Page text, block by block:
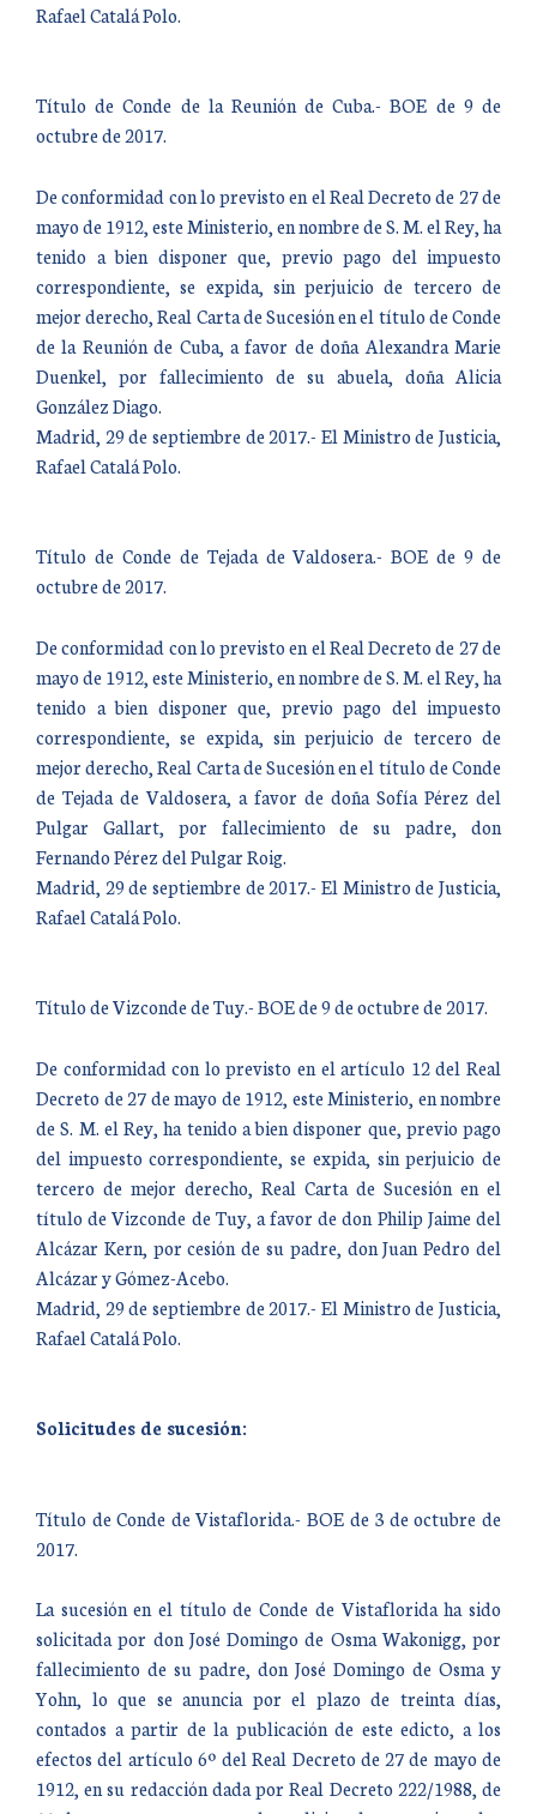
Rafael Catalá Polo.
Título de Conde de la Reunión de Cuba.- BOE de 9 de
octubre de 2017.
De conformidad con lo previsto en el Real Decreto de 27 de
mayo de 1912, este Ministerio, en nombre de S. M. el Rey, ha
tenido a bien disponer que, previo pago del impuesto
correspondiente, se expida, sin perjuicio de tercero de
mejor derecho, Real Carta de Sucesión en el título de Conde
de la Reunión de Cuba, a favor de doña Alexandra Marie
Duenkel, por fallecimiento de su abuela, doña Alicia
González Diago.
Madrid, 29 de septiembre de 2017.- El Ministro de Justicia,
Rafael Catalá Polo.
Título de Conde de Tejada de Valdosera.- BOE de 9 de
octubre de 2017.
De conformidad con lo previsto en el Real Decreto de 27 de
mayo de 1912, este Ministerio, en nombre de S. M. el Rey, ha
tenido a bien disponer que, previo pago del impuesto
correspondiente, se expida, sin perjuicio de tercero de
mejor derecho, Real Carta de Sucesión en el título de Conde
de Tejada de Valdosera, a favor de doña Sofía Pérez del
Pulgar Gallart, por fallecimiento de su padre, don
Fernando Pérez del Pulgar Roig.
Madrid, 29 de septiembre de 2017.- El Ministro de Justicia,
Rafael Catalá Polo.
Título de Vizconde de Tuy.- BOE de 9 de octubre de 2017.
De conformidad con lo previsto en el artículo 12 del Real
Decreto de 27 de mayo de 1912, este Ministerio, en nombre
de S. M. el Rey, ha tenido a bien disponer que, previo pago
del impuesto correspondiente, se expida, sin perjuicio de
tercero de mejor derecho, Real Carta de Sucesión en el
título de Vizconde de Tuy, a favor de don Philip Jaime del
Alcázar Kern, por cesión de su padre, don Juan Pedro del
Alcázar y Gómez-Acebo.
Madrid, 29 de septiembre de 2017.- El Ministro de Justicia,
Rafael Catalá Polo.
Solicitudes de sucesión:
Título de Conde de Vistaflorida.- BOE de 3 de octubre de
2017.
La sucesión en el título de Conde de Vistaflorida ha sido
solicitada por don José Domingo de Osma Wakonigg, por
fallecimiento de su padre, don José Domingo de Osma y
Yohn, lo que se anuncia por el plazo de treinta días,
contados a partir de la publicación de este edicto, a los
efectos del artículo 6º del Real Decreto de 27 de mayo de
1912, en su redacción dada por Real Decreto 222/1988, de